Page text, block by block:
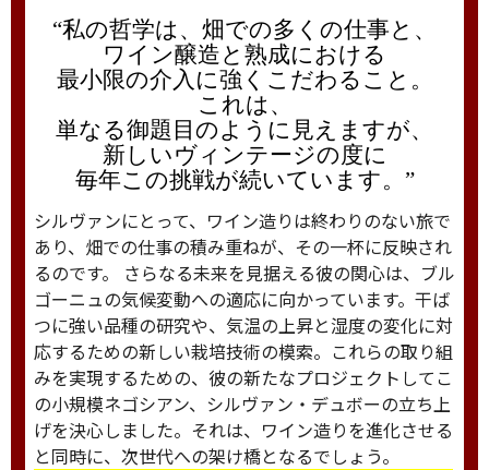
“私の哲学は、畑での多くの仕事と、
ワイン醸造と熟成における
最小限の介入に強くこだわること。
これは、
単なる御題目のように見えますが、
新しいヴィンテージの度に
毎年この挑戦が続いています。”
シルヴァンにとって、ワイン造りは終わりのない旅で
あり、畑での仕事の積み重ねが、その一杯に反映され
るのです。 さらなる未来を見据える彼の関心は、ブル
ゴーニュの気候変動への適応に向かっています。干ば
つに強い品種の研究や、気温の上昇と湿度の変化に対
応するための新しい栽培技術の模索。これらの取り組
みを実現するための、彼の新たなプロジェクトしてこ
の小規模ネゴシアン、シルヴァン・デュボーの立ち上
げを決心しました。それは、ワイン造りを進化させる
と同時に、次世代への架け橋となるでしょう。